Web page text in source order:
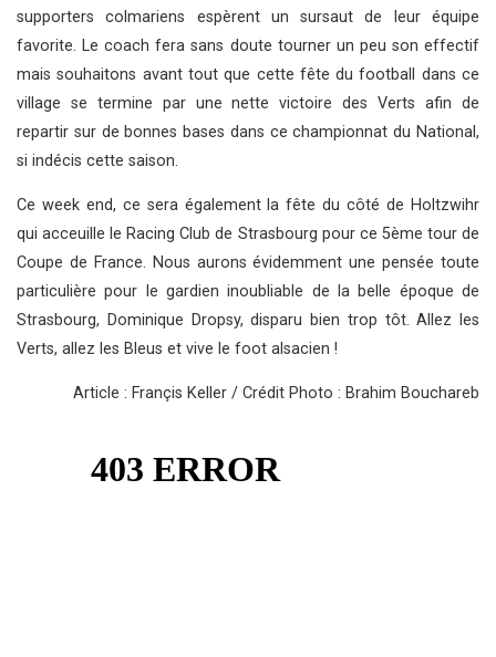
supporters colmariens espèrent un sursaut de leur équipe
favorite. Le coach fera sans doute tourner un peu son effectif
mais souhaitons avant tout que cette fête du football dans ce
village se termine par une nette victoire des Verts afin de
repartir sur de bonnes bases dans ce championnat du National,
si indécis cette saison.
Ce week end, ce sera également la fête du côté de Holtzwihr
qui acceuille le Racing Club de Strasbourg pour ce 5ème tour de
Coupe de France. Nous aurons évidemment une pensée toute
particulière pour le gardien inoubliable de la belle époque de
Strasbourg, Dominique Dropsy, disparu bien trop tôt. Allez les
Verts, allez les Bleus et vive le foot alsacien !
Article : Françis Keller / Crédit Photo : Brahim Bouchareb